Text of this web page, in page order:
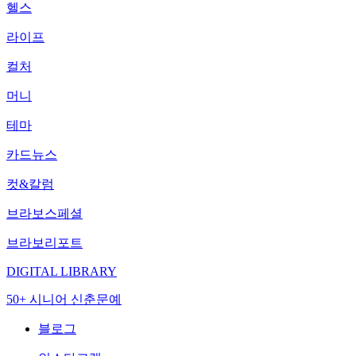
헬스
라이프
컬처
머니
테마
카드뉴스
컷&칼럼
브라보스페셜
브라보리포트
DIGITAL LIBRARY
50+ 시니어 신춘문예
블로그